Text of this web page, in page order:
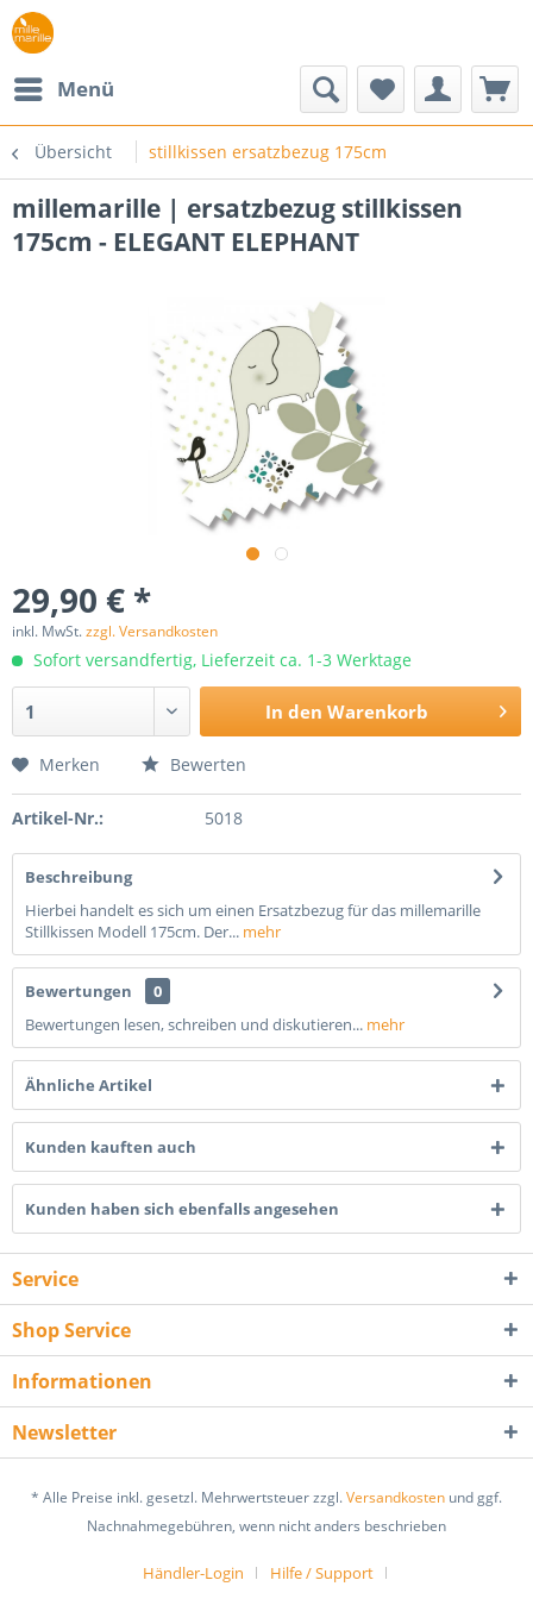
Menü
Übersicht stillkissen ersatzbezug 175cm
millemarille | ersatzbezug stillkissen
175cm - ELEGANT ELEPHANT
29,90 € *
inkl. MwSt.zzgl. Versandkosten
Sofort versandfertig, Lieferzeit ca. 1-3 Werktage
In den Warenkorb
Merken Bewerten
Artikel-Nr.: 5018
Beschreibung
Hierbei handelt es sich um einen Ersatzbezug für das millemarille
Stillkissen Modell 175cm. Der... mehr
Bewertungen
0
Bewertungen lesen, schreiben und diskutieren... mehr
Ähnliche Artikel
Kunden kauften auch
Kunden haben sich ebenfalls angesehen
Service
Shop Service
Informationen
Newsletter
* Alle Preise inkl. gesetzl. Mehrwertsteuer zzgl.Versandkosten und ggf.
Nachnahmegebühren, wenn nicht anders beschrieben
Händler-Login Hilfe / Support